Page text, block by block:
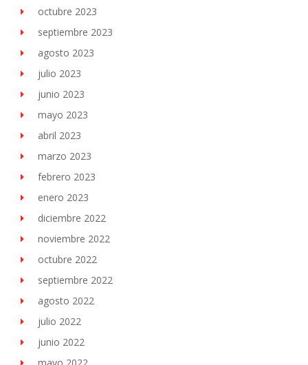
octubre 2023
septiembre 2023
agosto 2023
julio 2023
junio 2023
mayo 2023
abril 2023
marzo 2023
febrero 2023
enero 2023
diciembre 2022
noviembre 2022
octubre 2022
septiembre 2022
agosto 2022
julio 2022
junio 2022